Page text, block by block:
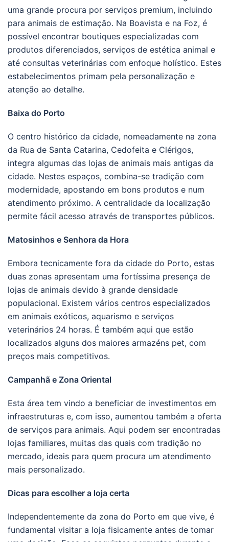
uma grande procura por serviços premium, incluindo
para animais de estimação. Na Boavista e na Foz, é
possível encontrar boutiques especializadas com
produtos diferenciados, serviços de estética animal e
até consultas veterinárias com enfoque holístico. Estes
estabelecimentos primam pela personalização e
atenção ao detalhe.
Baixa do Porto
O centro histórico da cidade, nomeadamente na zona
da Rua de Santa Catarina, Cedofeita e Clérigos,
integra algumas das lojas de animais mais antigas da
cidade. Nestes espaços, combina-se tradição com
modernidade, apostando em bons produtos e num
atendimento próximo. A centralidade da localização
permite fácil acesso através de transportes públicos.
Matosinhos e Senhora da Hora
Embora tecnicamente fora da cidade do Porto, estas
duas zonas apresentam uma fortíssima presença de
lojas de animais devido à grande densidade
populacional. Existem vários centros especializados
em animais exóticos, aquarismo e serviços
veterinários 24 horas. É também aqui que estão
localizados alguns dos maiores armazéns pet, com
preços mais competitivos.
Campanhã e Zona Oriental
Esta área tem vindo a beneficiar de investimentos em
infraestruturas e, com isso, aumentou também a oferta
de serviços para animais. Aqui podem ser encontradas
lojas familiares, muitas das quais com tradição no
mercado, ideais para quem procura um atendimento
mais personalizado.
Dicas para escolher a loja certa
Independentemente da zona do Porto em que vive, é
fundamental visitar a loja fisicamente antes de tomar